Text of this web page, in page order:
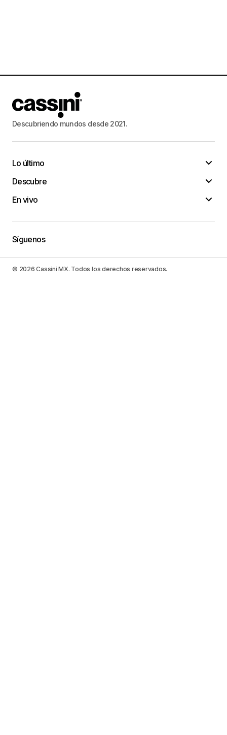
Descubriendo mundos desde 2021.
Lo último
Descubre
En vivo
Síguenos
© 2026 Cassini MX. Todos los derechos reservados.